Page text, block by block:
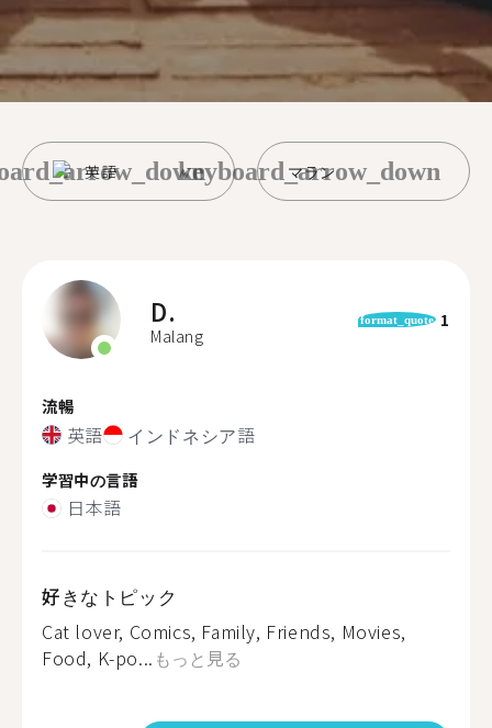
英語 マラン
keyboard_arrow_down
D.
Malang
format_quote 1
流暢
英語 インドネシア語
学習中の言語
日本語
好きなトピック
Cat lover, Comics, Family, Friends, Movies,
Food, K-po... もっと見る